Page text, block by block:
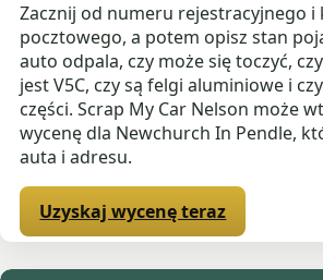
Zacznij od numeru rejestracyjnego i
pocztowego, a potem opisz stan
auto odpala, czy może się toczyć,
jest V5C, czy są felgi aluminiowe i
części. Scrap My Car Nelson może
wycenę dla Newchurch In Pendle,
auta i adresu.
Uzyskaj wycenę teraz